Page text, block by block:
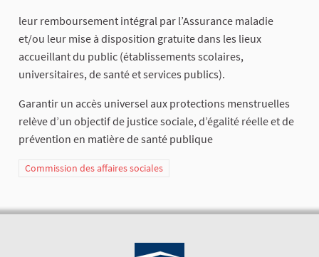
leur remboursement intégral par l’Assurance maladie
et/ou leur mise à disposition gratuite dans les lieux
accueillant du public (établissements scolaires,
universitaires, de santé et services publics).
Garantir un accès universel aux protections menstruelles
relève d’un objectif de justice sociale, d’égalité réelle et de
prévention en matière de santé publique
Commission des affaires sociales